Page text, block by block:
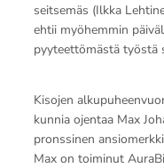
seitsemäs (Ilkka
ehtii myöhemmin
pyyteettömästä työstä
Kisojen
kunnia ojentaa Max
pronssinen
Max on toiminut